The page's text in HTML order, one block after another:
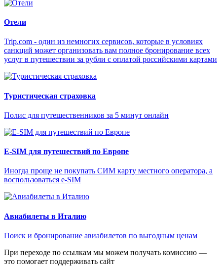
Отели
Trip.com - один из немногих сервисов, которые в условиях
санкций может организовать вам полное бронирование всех
услуг в путешествии за рубли с оплатой российскими картами
Туристическая страховка
Полис для путешественников за 5 минут онлайн
E-SIM для путешествий по Европе
Иногда проще не покупать СИМ карту местного оператора, а
воспользоваться e-SIM
Авиабилеты в Италию
Поиск и бронирование авиабилетов по выгодным ценам
При переходе по ссылкам мы можем получать комиссию —
это помогает поддерживать сайт